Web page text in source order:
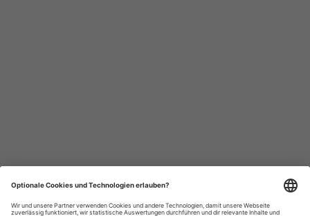
Datenschutzhinweise